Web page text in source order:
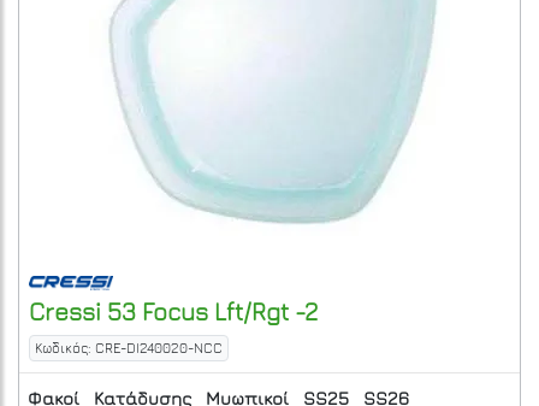
Cressi 53 Focus Lft/Rgt -2
Κωδικός: CRE-DI240020-NCC
Φακοί Κατάδυσης Μυωπικοί SS25 SS26